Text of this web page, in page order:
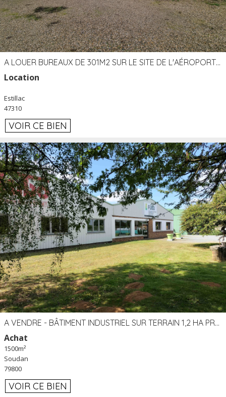
A LOUER BUREAUX DE 301M2 SUR LE SITE DE L'AÉROPORT AGEN LA GARENNE
Location
Estillac
47310
VOIR CE BIEN
A VENDRE - BÂTIMENT INDUSTRIEL SUR TERRAIN 1,2 HA PROCHE ÉCHANGEUR A10 - SOUDAN (79)
Achat
1500m²
Soudan
79800
VOIR CE BIEN